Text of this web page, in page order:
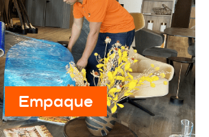
Empaque